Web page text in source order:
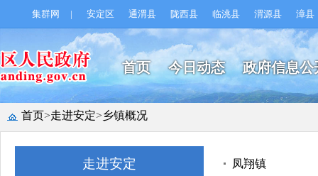
集群网 | 安定区 通渭县 陇西县 临洮县 渭源县 漳县
首页 今日动态 政府信息公
首页>走进安定>乡镇概况
走进安定 凤翔镇